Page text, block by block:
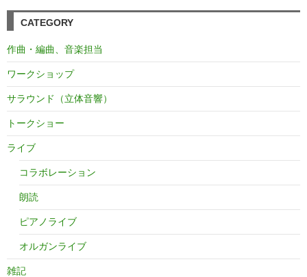
CATEGORY
作曲・編曲、音楽担当
ワークショップ
サラウンド（立体音響）
トークショー
ライブ
コラボレーション
朗読
ピアノライブ
オルガンライブ
雑記